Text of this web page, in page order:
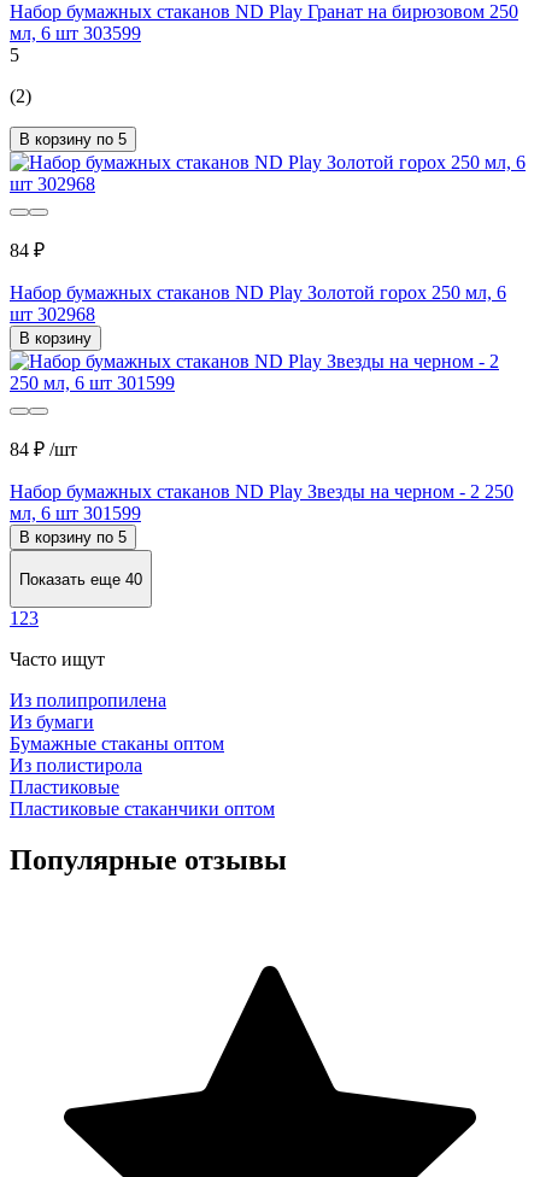
Набор бумажных стаканов ND Play Гранат на бирюзовом 250
мл, 6 шт 303599
5
(2)
В корзину по 5
84 ₽
Набор бумажных стаканов ND Play Золотой горох 250 мл, 6
шт 302968
В корзину
84 ₽ /шт
Набор бумажных стаканов ND Play Звезды на черном - 2 250
мл, 6 шт 301599
В корзину по 5
Показать еще 40
1 23
Часто ищут
Из полипропилена
Из бумаги
Бумажные стаканы оптом
Из полистирола
Пластиковые
Пластиковые стаканчики оптом
Популярные отзывы